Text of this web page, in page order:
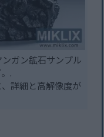
ガン鉱石サンプル
.
詳細と高解像度が